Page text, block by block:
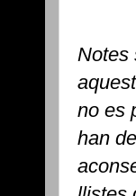
Notes
no es
han